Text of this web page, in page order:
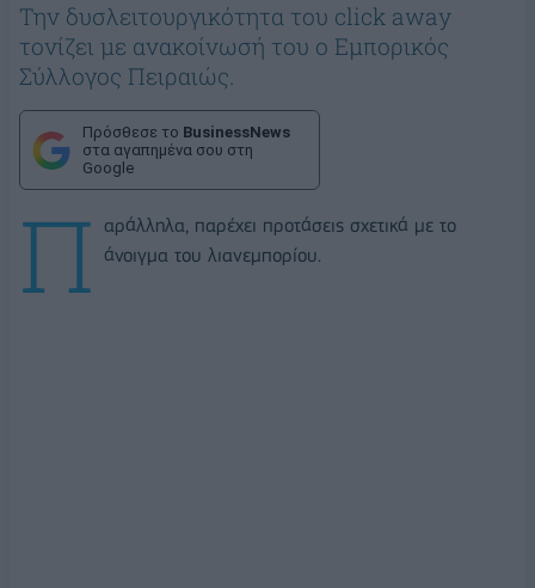
Την δυσλειτουργικότητα του click away
τονίζει με ανακοίνωσή του ο Εμπορικός
Σύλλογος Πειραιώς.
Πρόσθεσε το BusinessNews
στα αγαπημένα σου στη
Google
Π
αράλληλα, παρέχει προτάσεις σχετικά με το
άνοιγμα του λιανεμπορίου.